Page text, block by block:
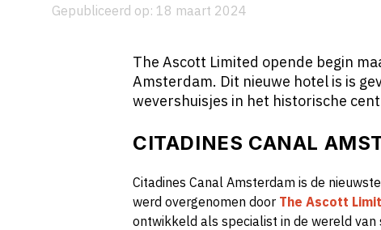
Gepubliceerd op: 18 maart 2024
The Ascott Limited opende begin
Amsterdam. Dit nieuwe hotel is is
wevershuisjes in het historische
CITADINES CANAL
Citadines Canal Amsterdam is de
werd overgenomen door The Ascott
ontwikkeld als specialist in de wereld van